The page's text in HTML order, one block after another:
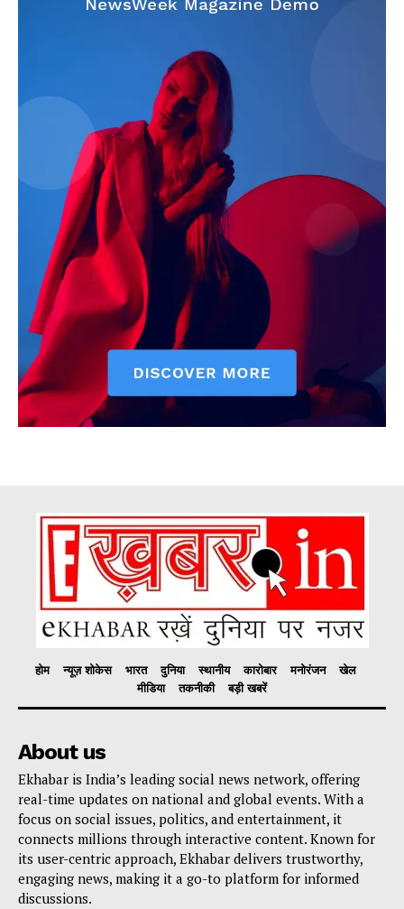
Contact us
Subscription Plans
My account
होम न्यूज़ शोकेस भारत दुनिया स्थानीय कारोबार मनोरंजन
खेल
मीडिया
तकनीकी बड़ी खबरें
About us
Ekhabar is India’s leading social news network, offering
real-time updates on national and global events. With a
focus on social issues, politics, and entertainment, it
connects millions through interactive content. Known for
its user-centric approach, Ekhabar delivers trustworthy,
engaging news, making it a go-to platform for informed
discussions.